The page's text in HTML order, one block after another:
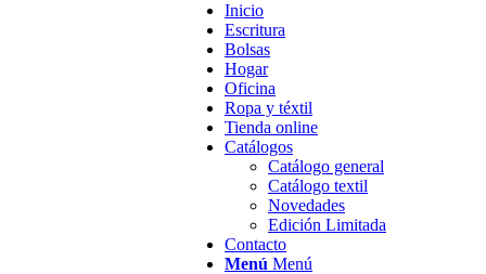
Inicio
Escritura
Bolsas
Hogar
Oficina
Ropa y téxtil
Tienda online
Catálogos
Catálogo general
Catálogo textil
Novedades
Edición Limitada
Contacto
Menú Menú